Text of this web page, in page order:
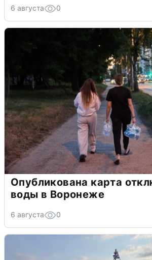
6 августа 0
Опубликована карта
воды в Воронеже
6 августа 0